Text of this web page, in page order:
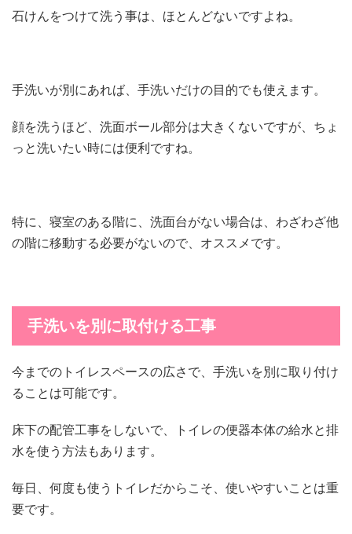
石けんをつけて洗う事は、ほとんどないですよね。
手洗いが別にあれば、手洗いだけの目的でも使えます。
顔を洗うほど、洗面ボール部分は大きくないですが、ちょ
っと洗いたい時には便利ですね。
特に、寝室のある階に、洗面台がない場合は、わざわざ他
の階に移動する必要がないので、オススメです。
手洗いを別に取付ける工事
今までのトイレスペースの広さで、手洗いを別に取り付け
ることは可能です。
床下の配管工事をしないで、トイレの便器本体の給水と排
水を使う方法もあります。
毎日、何度も使うトイレだからこそ、使いやすいことは重
要です。